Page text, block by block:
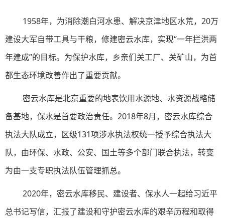
1958年，为消除潮白河水患、解决京津地区水荒，20万
建设大军自带工具与干粮，修建密云水库，实现“一年拦洪两
年建成”的目标。为保护水库，乡亲们关工厂、关矿山，为首
都生态环境改善作出了重要贡献。
密云水库是北京重要的地表饮用水源地、水资源战略储
备基地，保水是首要政治责任。2018年8月，密云水库综合
执法大队成立，区级131项涉水执法权统一授予综合执法大
队，由环保、水政、公安、国土等多个部门联合执法，转变
为由一支专职执法队伍管理抓总。
2020年，密云水库移民、建设者、保水人一起给习近平
总书记写信，汇报了建设和守护密云水库的艰辛历程和取得